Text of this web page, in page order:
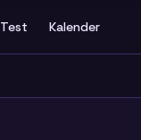
Test Kalender